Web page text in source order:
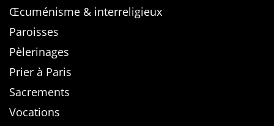
Œcuménisme & interreligieux
Paroisses
Pèlerinages
Prier à Paris
Sacrements
Vocations